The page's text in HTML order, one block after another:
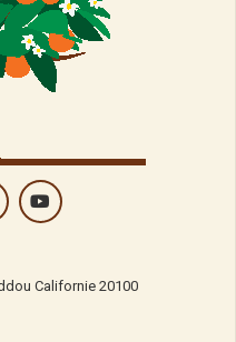
Californie 20100